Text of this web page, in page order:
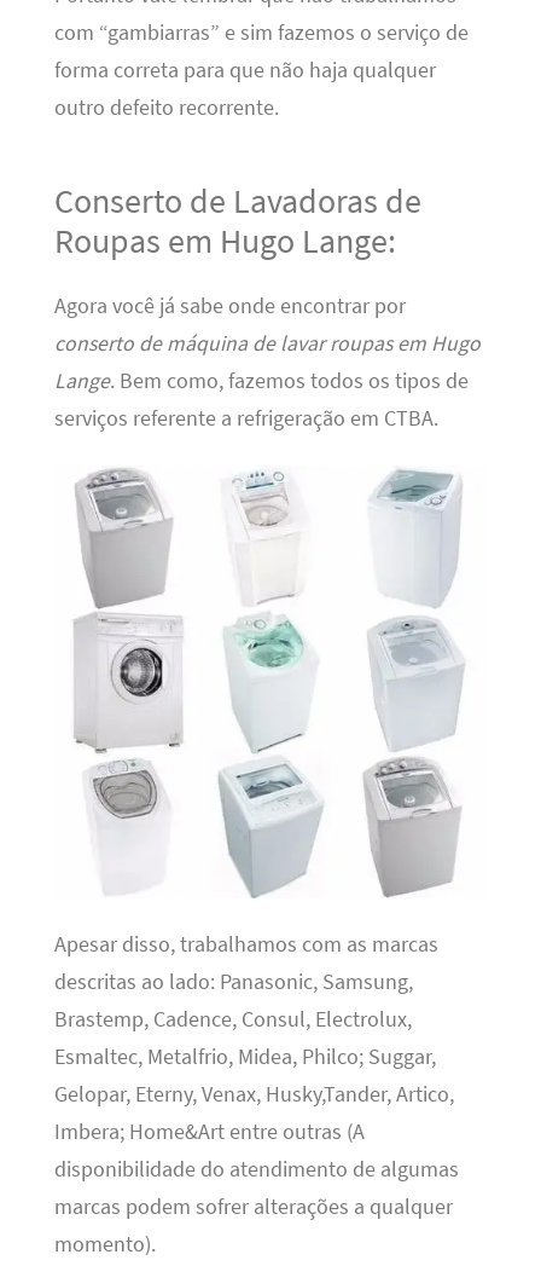
com “gambiarras” e sim fazemos o serviço de
forma correta para que não haja qualquer
outro defeito recorrente.
Conserto de Lavadoras de
Roupas em Hugo Lange:
Agora você já sabe onde encontrar por
conserto de máquina de lavar roupas em Hugo
Lange. Bem como, fazemos todos os tipos de
serviços referente a refrigeração em CTBA.
Apesar disso, trabalhamos com as marcas
descritas ao lado: Panasonic, Samsung,
Brastemp, Cadence, Consul, Electrolux,
Esmaltec, Metalfrio, Midea, Philco; Suggar,
Gelopar, Eterny, Venax, Husky,Tander, Artico,
Imbera; Home&Art entre outras (A
disponibilidade do atendimento de algumas
marcas podem sofrer alterações a qualquer
momento).